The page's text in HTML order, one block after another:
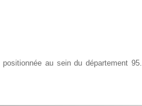
au sein du département 95.